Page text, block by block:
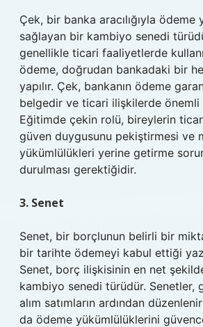
Çek, bir banka aracılığıyla ödeme
sağlayan bir kambiyo senedi
genellikle ticari faaliyetlerde
ödeme, doğrudan bankadaki bir
yapılır. Çek, bankanın ödeme
belgedir ve ticari ilişkilerde
Eğitimde çekin rolü, bireylerin
güven duygusunu pekiştirmesi ve
yükümlülükleri yerine getirme
durulması gerektiğidir.
3. Senet
Senet, bir borçlunun belirli bir
bir tarihte ödemeyi kabul ettiği
Senet, borç ilişkisinin en net şekilde
kambiyo senedi türüdür. Senetler,
alım satımların ardından
da ödeme yükümlülüklerini